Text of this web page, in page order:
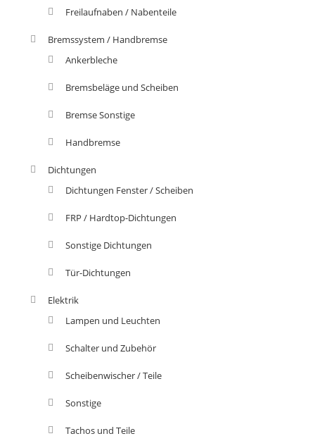
Freilaufnaben / Nabenteile
Bremssystem / Handbremse
Ankerbleche
Bremsbeläge und Scheiben
Bremse Sonstige
Handbremse
Dichtungen
Dichtungen Fenster / Scheiben
FRP / Hardtop-Dichtungen
Sonstige Dichtungen
Tür-Dichtungen
Elektrik
Lampen und Leuchten
Schalter und Zubehör
Scheibenwischer / Teile
Sonstige
Tachos und Teile